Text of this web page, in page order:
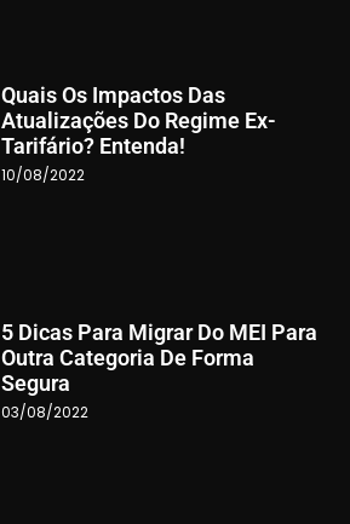
Quais Os Impactos Das
Atualizações Do Regime Ex-
Tarifário? Entenda!
10/08/2022
5 Dicas Para Migrar Do MEI Para
Outra Categoria De Forma
Segura
03/08/2022